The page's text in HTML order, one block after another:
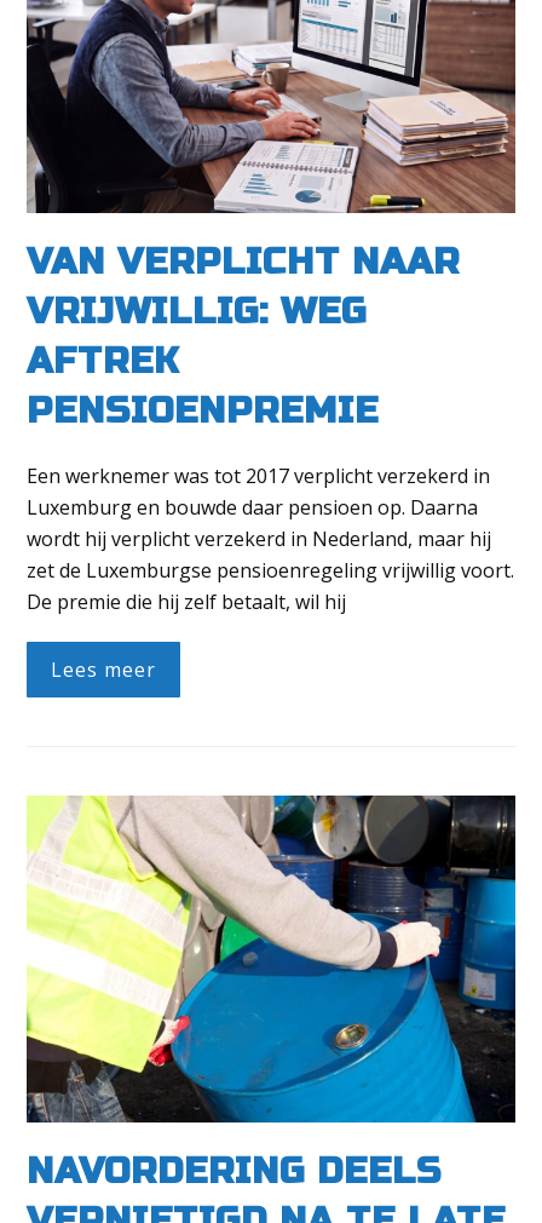
VAN VERPLICHT NAAR
VRIJWILLIG: WEG
AFTREK
PENSIOENPREMIE
Een werknemer was tot 2017 verplicht verzekerd in
Luxemburg en bouwde daar pensioen op. Daarna
wordt hij verplicht verzekerd in Nederland, maar hij
zet de Luxemburgse pensioenregeling vrijwillig voort.
De premie die hij zelf betaalt, wil hij
Lees meer
NAVORDERING DEELS